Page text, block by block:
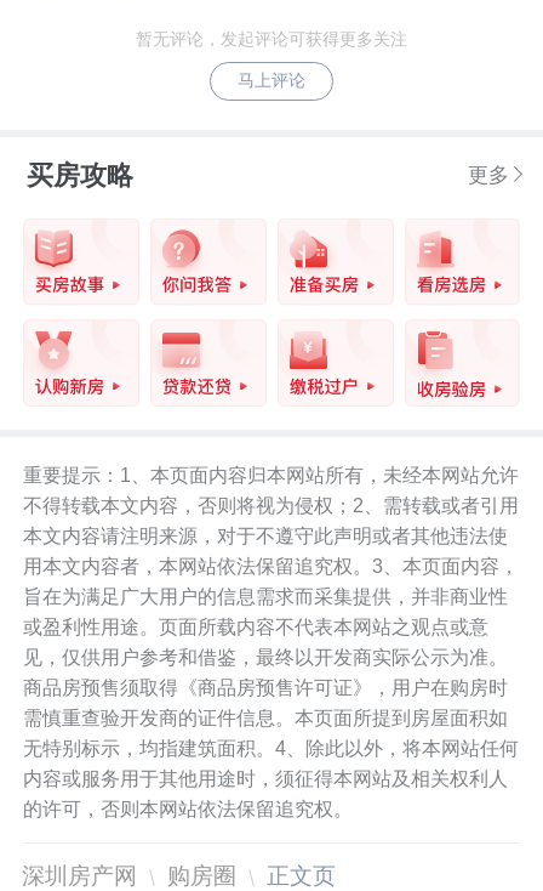
综上，深铁前海时代尊府适合意向定居南
山的改善购房人群、高净值人群感兴趣的
暂无评论，发起评论可获得更多关注
马上评论
买房攻略 更多
重要提示：1、本页面内容归本网站所有，未经本网站允许
不得转载本文内容，否则将视为侵权；2、需转载或者引用
本文内容请注明来源，对于不遵守此声明或者其他违法使
用本文内容者，本网站依法保留追究权。3、本页面内容，
旨在为满足广大用户的信息需求而采集提供，并非商业性
或盈利性用途。页面所载内容不代表本网站之观点或意
见，仅供用户参考和借鉴，最终以开发商实际公示为准。
商品房预售须取得《商品房预售许可证》，用户在购房时
需慎重查验开发商的证件信息。本页面所提到房屋面积如
无特别标示，均指建筑面积。4、除此以外，将本网站任何
内容或服务用于其他用途时，须征得本网站及相关权利人
的许可，否则本网站依法保留追究权。
深圳房产网 购房圈 正文页